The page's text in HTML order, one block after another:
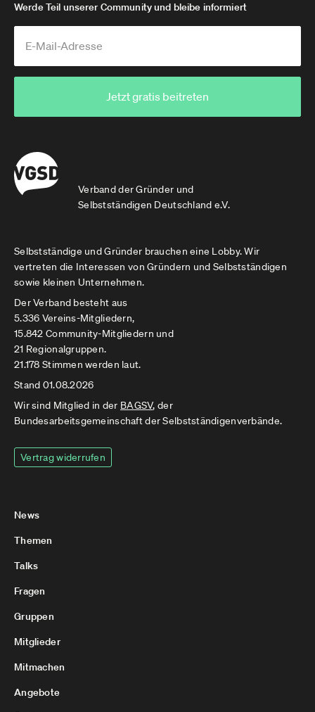
Verband der Gründer und
Selbstständigen Deutschland e.V.
Werde Teil unserer Community und bleibe informiert
Jetzt gratis beitreten
Selbstständige und Gründer brauchen eine Lobby. Wir
vertreten die Interessen von Gründern und Selbstständigen
sowie kleinen Unternehmen.
Der Verband besteht aus
5.336 Vereins-Mitgliedern,
15.842 Community-Mitgliedern und
21 Regionalgruppen.
21.178 Stimmen werden laut.
Stand 01.08.2026
Wir sind Mitglied in der BAGSV, der
Bundesarbeitsgemeinschaft der Selbstständigenverbände.
Vertrag widerrufen
News
Themen
Talks
Fragen
Gruppen
Mitglieder
Mitmachen
Angebote